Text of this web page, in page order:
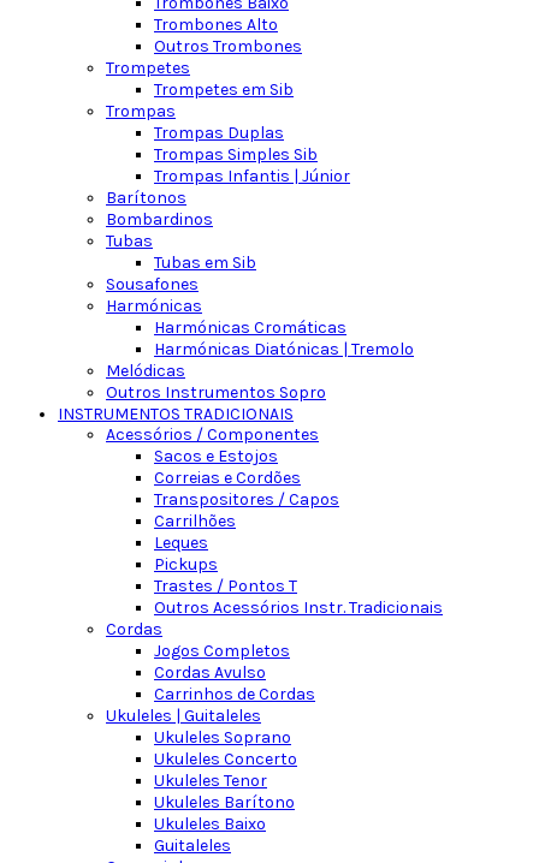
Trombones Alto
Outros Trombones
Trompetes
Trompetes em Sib
Trompas
Trompas Duplas
Trompas Simples Sib
Trompas Infantis | Júnior
Barítonos
Bombardinos
Tubas
Tubas em Sib
Sousafones
Harmónicas
Harmónicas Cromáticas
Harmónicas Diatónicas | Tremolo
Melódicas
Outros Instrumentos Sopro
INSTRUMENTOS TRADICIONAIS
Acessórios / Componentes
Sacos e Estojos
Correias e Cordões
Transpositores / Capos
Carrilhões
Leques
Pickups
Trastes / Pontos T
Outros Acessórios Instr. Tradicionais
Cordas
Jogos Completos
Cordas Avulso
Carrinhos de Cordas
Ukuleles | Guitaleles
Ukuleles Soprano
Ukuleles Concerto
Ukuleles Tenor
Ukuleles Barítono
Ukuleles Baixo
Guitaleles